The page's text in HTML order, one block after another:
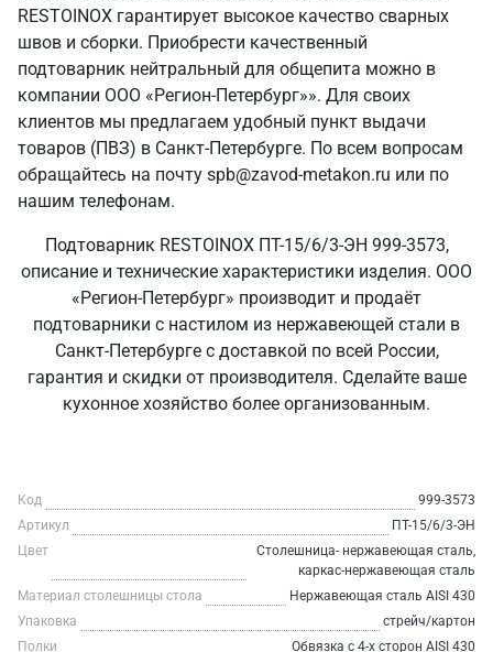
RESTOINOX гарантирует высокое качество сварных
швов и сборки. Приобрести качественный
подтоварник нейтральный для общепита можно в
компании ООО «Регион-Петербург»». Для своих
клиентов мы предлагаем удобный пункт выдачи
товаров (ПВЗ) в Санкт‑Петербурге. По всем вопросам
обращайтесь на почту spb@zavod-metakon.ru или по
нашим телефонам.
Подтоварник RESTOINOX ПТ-15/6/3-ЭН 999-3573,
описание и технические характеристики изделия. ООО
«Регион-Петербург» производит и продаёт
подтоварники с настилом из нержавеющей стали в
Санкт‑Петербурге с доставкой по всей России,
гарантия и скидки от производителя. Сделайте ваше
кухонное хозяйство более организованным.
Код
999-3573
Артикул
ПТ-15/6/3-ЭН
Цвет
Столешница- нержавеющая сталь,
каркас-нержавеющая сталь
Материал столешницы стола
Нержавеющая сталь AISI 430
Упаковка
стрейч/картон
Полки
Обвязка с 4-х сторон AISI 430